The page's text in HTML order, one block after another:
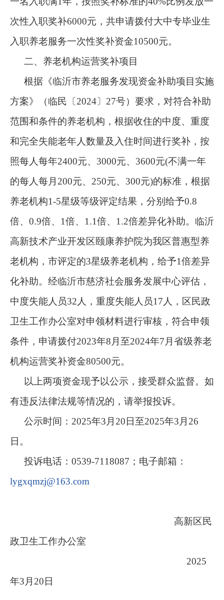
次性入职奖补6000元，共申请拨付大中专毕业生
入职养老服务一次性奖补资金10500元。
二、养老机构运营奖补项目
根据《临沂市养老服务发现资金补助项目实施
方案》（临民〔2024〕27号）要求，对符合补助
范围和条件的养老机构，根据收住的中度、重度
和完全失能老年人数量及入住时间进行奖补，按
照每人每年2400元、3000元、3600元(不满一年
的每人每月200元、250元、300元)的标准，根据
养老机构1-5星级等级评定结果，分别给予0.8
倍、0.9倍、1倍、1.1倍、1.2倍差异化补助。临沂
高新技术产业开发区颐康养护院为我区普惠型养
老机构，市评定的3星级养老机构，给予1倍差异
化补助。经临沂市慈济社会服务发展中心评估，
中度失能人员32人，重度失能人员17人，区民政
卫生工作办公室对申领材料进行审核，符合申领
条件，申请拨付2023年8月至2024年7月省级养老
机构运营奖补资金80500元。
以上两项资金现予以公示，接受群众监督。如
有违反法律法规等情况的，请举报投诉。
公示时间：2025年3月20日至2025年3月26
日。
投诉电话：0539-7118087；电子邮箱：
lygxqmzj@163.com
高新区民
政卫生工作办公室
2025
年3月20日